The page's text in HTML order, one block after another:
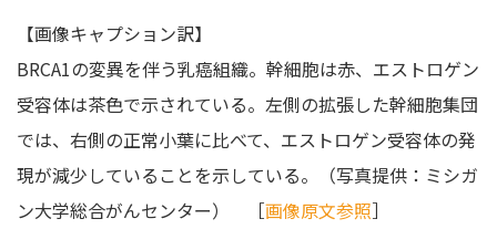
【画像キャプション訳】
BRCA1の変異を伴う乳癌組織。幹細胞は赤、エストロゲン
受容体は茶色で示されている。左側の拡張した幹細胞集団
では、右側の正常小葉に比べて、エストロゲン受容体の発
現が減少していることを示している。（写真提供：ミシガ
ン大学総合がんセンター） ［画像原文参照］